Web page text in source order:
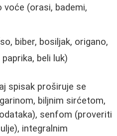
(orasi, bademi,
biber, bosiljak, origano,
beli luk)
spisak proširuje se
biljnim sirćetom,
senfom (proveriti
integralnim